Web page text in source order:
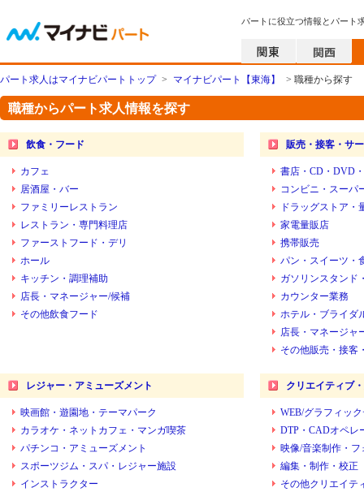
パートに役立つ情報とパート
パート求人はマイナビパートトップ > マイナビパート【東海】 > 職種から探す
職種からパート求人情報を探す
飲食・フード
カフェ
居酒屋・バー
ファミリーレストラン
レストラン・専門料理店
ファーストフード・デリ
ホール
キッチン・調理補助
店長・マネージャー/候補
その他飲食フード
販売・接客・サ
書店・CD・DVD
コンビニ・スーパ
ドラッグストア・
家電量販店
携帯販売
パン・スイーツ・
ガソリンスタンド
カウンター業務
ホテル・ブライダ
店長・マネージャ
その他販売・接客
レジャー・アミューズメント
映画館・遊園地・テーマパーク
カラオケ・ネットカフェ・マンガ喫茶
パチンコ・アミューズメント
スポーツジム・スパ・レジャー施設
インストラクター
クリエイティブ
WEB/グラフィッ
DTP・CADオペレ
映像/音楽制作・
編集・制作・校正
その他クリエイテ